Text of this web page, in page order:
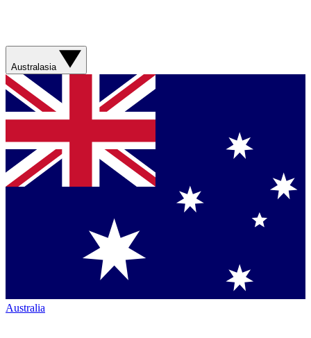
Australasia
Australia